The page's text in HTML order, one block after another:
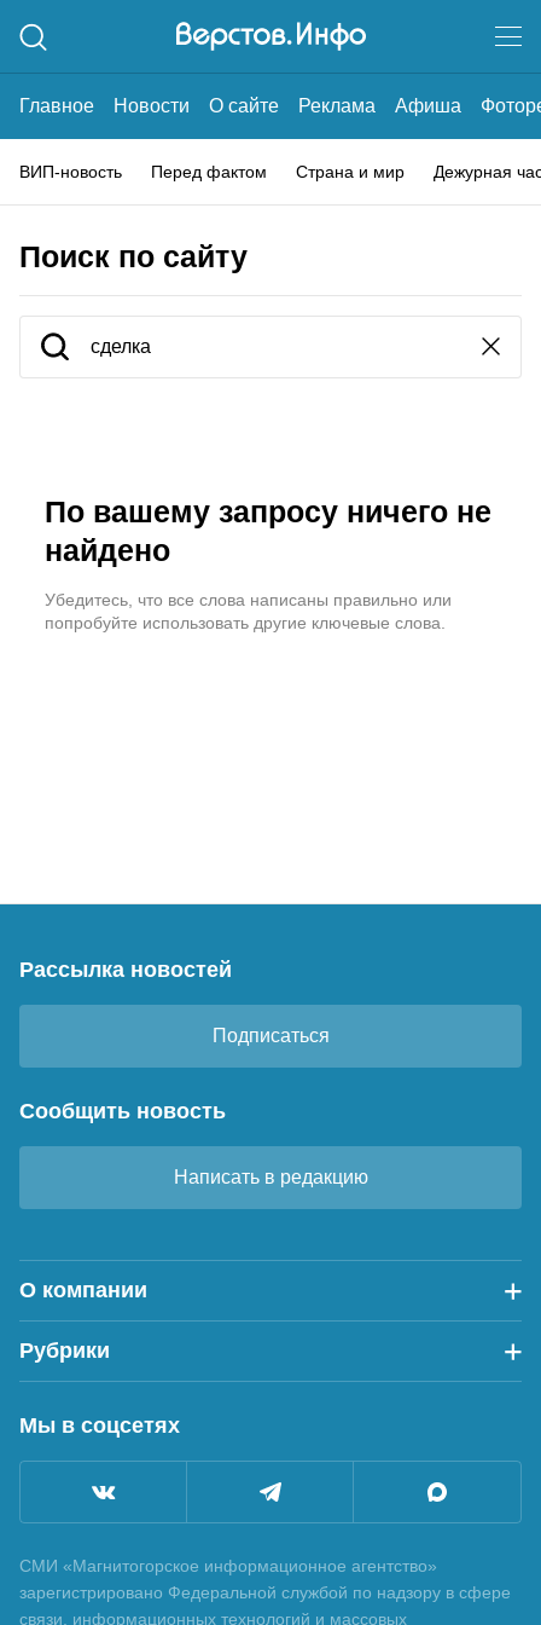
Главное Новости О сайте Реклама Афиша
ВИП-новость Перед фактом Страна и мир Дежурная
Поиск по сайту
По вашему запросу ничего не
найдено
Убедитесь, что все слова написаны правильно или
попробуйте использовать другие ключевые слова.
Рассылка новостей
Подписаться
Сообщить новость
Написать в редакцию
О компании
Рубрики
Мы в соцсетях
СМИ «Магнитогорское информационное агентство»
зарегистрировано Федеральной службой по надзору в сфере
связи, информационных технологий и массовых